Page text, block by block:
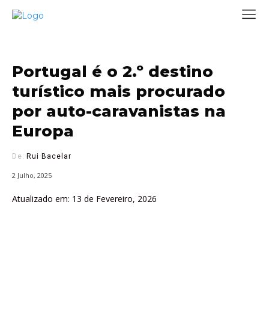
Portugal é o 2.º destino
turístico mais procurado
por auto-caravanistas na
Europa
De: Rui Bacelar
2 Julho, 2025
Atualizado em: 13 de Fevereiro, 2026